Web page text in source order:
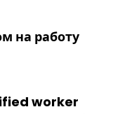
на работу
worker